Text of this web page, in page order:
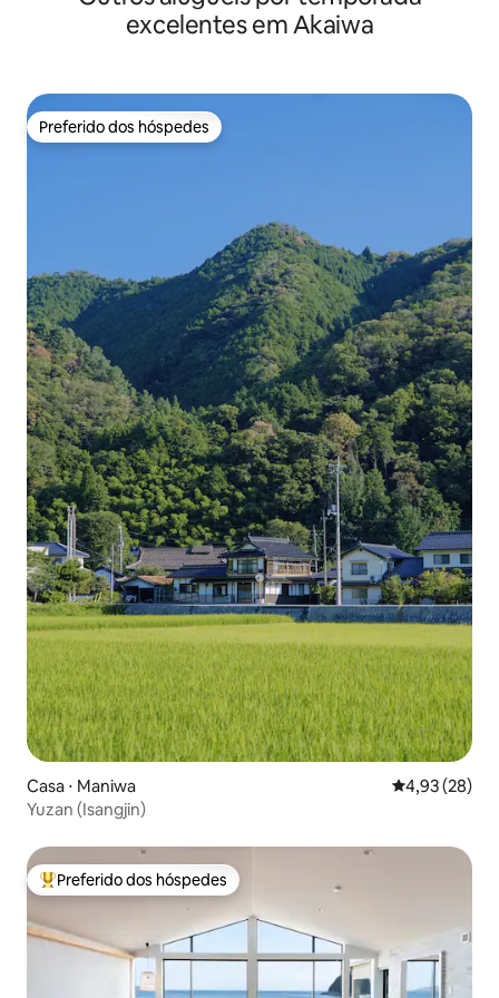
arborizadas entre campos cultivados).
Desfrute de momentos relaxantes
artesanais.
campos e os ricos
também
tranquilos nas
da hora da ilha
excelentes em Akaiwa
Preferido dos hóspedes
Preferido dos hóspedes
Casa ⋅ Maniwa 4,93 de uma
4,93 (28)
Yuzan (Isangjin)
Entre os melhores preferidos dos hóspedes
Preferido dos hóspedes